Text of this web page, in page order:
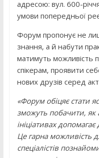
адресою: вул. 600-
умови попередньої
Форум пропонує не
знання, а й набути
матимуть можливість
спікерам, проявити
нових друзів серед
«Форум обіцяє стати
зможуть побачити, як
ініціативах
Це гарна можливість
спеціалістів